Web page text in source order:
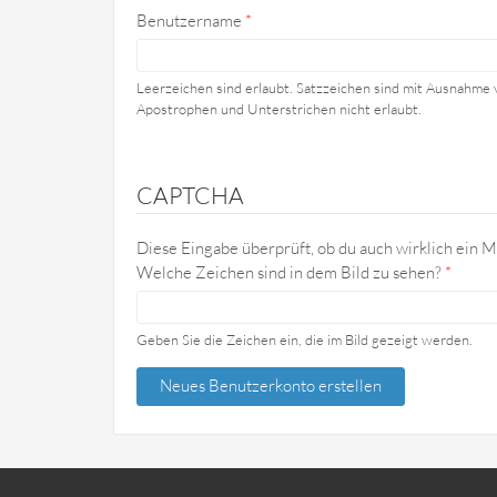
Benutzername *
Leerzeichen sind erlaubt. Satzzeichen sind mit Ausnahme
Apostrophen und Unterstrichen nicht erlaubt.
CAPTCHA
Diese Eingabe überprüft, ob du auch wirklich ein
Welche Zeichen sind in dem Bild zu sehen? *
Geben Sie die Zeichen ein, die im Bild gezeigt werden.